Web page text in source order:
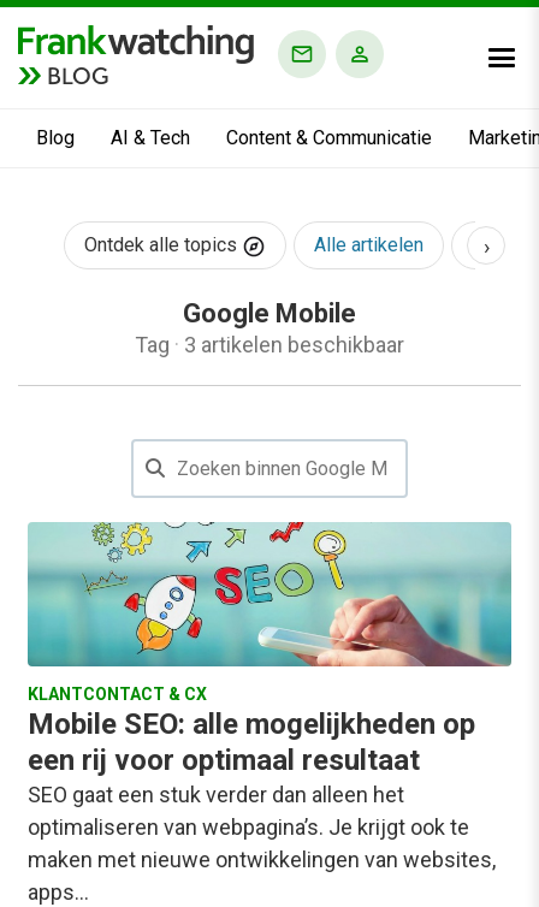
BLOG
Blog AI & Tech Content & Communicatie
Ontdek alle topics Alle artikelen AI &
›
Google Mobile
Tag · 3 artikelen beschikbaar
KLANTCONTACT & CX
Mobile SEO: alle mogelijkheden op
een rij voor optimaal resultaat
SEO gaat een stuk verder dan alleen het
optimaliseren van webpagina’s. Je krijgt ook te
maken met nieuwe ontwikkelingen van websites,
apps…